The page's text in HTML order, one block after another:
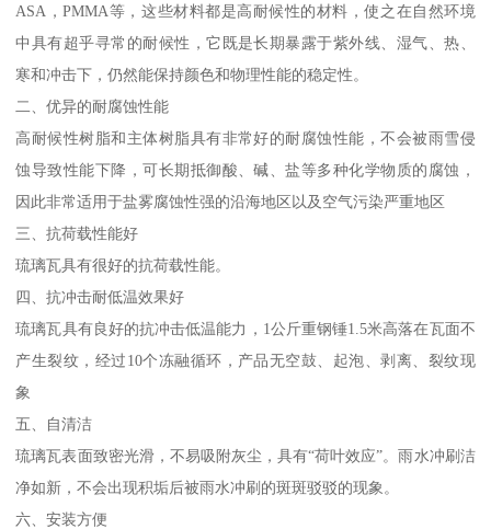
ASA，PMMA等，这些材料都是高耐候性的材料，使之在自然环境
中具有超乎寻常的耐候性，它既是长期暴露于紫外线、湿气、热、
寒和冲击下，仍然能保持颜色和物理性能的稳定性。
二、优异的耐腐蚀性能
高耐候性树脂和主体树脂具有非常好的耐腐蚀性能，不会被雨雪侵
蚀导致性能下降，可长期抵御酸、碱、盐等多种化学物质的腐蚀，
因此非常适用于盐雾腐蚀性强的沿海地区以及空气污染严重地区
三、抗荷载性能好
琉璃瓦具有很好的抗荷载性能。
四、抗冲击耐低温效果好
琉璃瓦具有良好的抗冲击低温能力，1公斤重钢锤1.5米高落在瓦面不
产生裂纹，经过10个冻融循环，产品无空鼓、起泡、剥离、裂纹现
象
五、自清洁
琉璃瓦表面致密光滑，不易吸附灰尘，具有“荷叶效应”。雨水冲刷洁
净如新，不会出现积垢后被雨水冲刷的斑斑驳驳的现象。
六、安装方便